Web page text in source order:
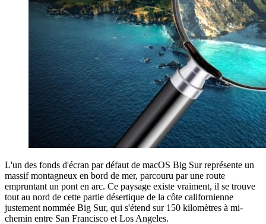
L'un des fonds d'écran par défaut de macOS Big Sur représente un
massif montagneux en bord de mer, parcouru par une route
empruntant un pont en arc. Ce paysage existe vraiment, il se trouve
tout au nord de cette partie désertique de la côte californienne
justement nommée Big Sur, qui s'étend sur 150 kilomètres à mi-
chemin entre San Francisco et Los Angeles.